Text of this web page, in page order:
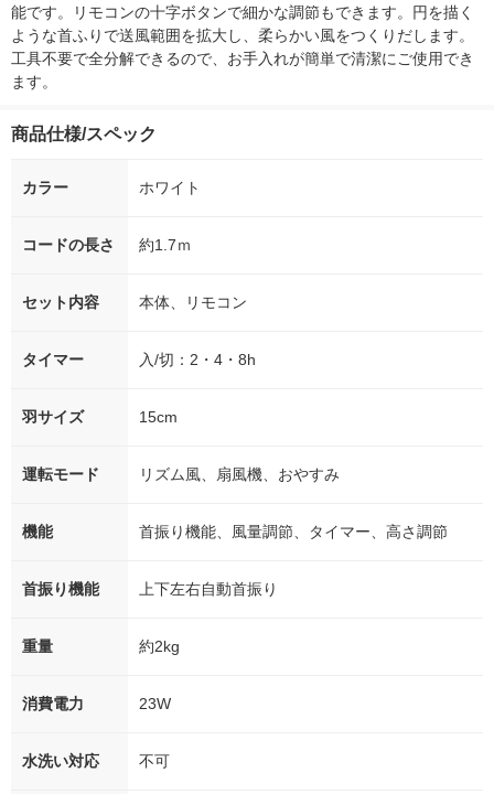
能です。リモコンの十字ボタンで細かな調節もできます。円を描く
ような首ふりで送風範囲を拡大し、柔らかい風をつくりだします。
工具不要で全分解できるので、お手入れが簡単で清潔にご使用でき
ます。
商品仕様/スペック
カラー ホワイト
コードの長さ 約1.7ｍ
セット内容 本体、リモコン
タイマー 入/切：2・4・8h
羽サイズ 15cm
運転モード リズム風、扇風機、おやすみ
機能 首振り機能、風量調節、タイマー、高さ調節
首振り機能 上下左右自動首振り
重量 約2kg
消費電力 23W
水洗い対応 不可